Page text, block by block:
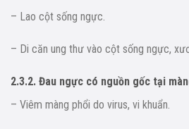
– Lao cột sống ngực.
– Di căn ung thư vào cột sống ngực,
2.3.2. Đau ngực có nguồn gốc tại
– Viêm màng phổi do virus, vi khuẩn.